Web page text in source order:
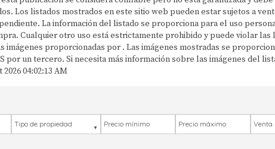
Los listados mostrados en este sitio web pueden estar sujetos a
La información del listado se proporciona para el uso
Cualquier otro uso está estrictamente prohibido y puede violar
proporcionadas por . Las imágenes mostradas se
por un tercero. Si necesita más información sobre las imágenes del
04:02:13 AM